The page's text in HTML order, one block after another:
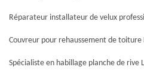
Réparateur installateur de velux
Couvreur pour rehaussement de toiture
Spécialiste en habillage planche de rive